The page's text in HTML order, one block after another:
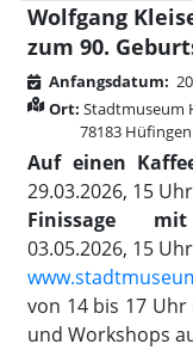
Wolfgang
zum 90.
Anfangsdatum:
Ort: Stadtmuseum
78183 Hüfingen
Auf einen
29.03.2026, 15 Uhr
Finissage
03.05.2026, 15 Uhr
von 14 bis 17
und Workshops